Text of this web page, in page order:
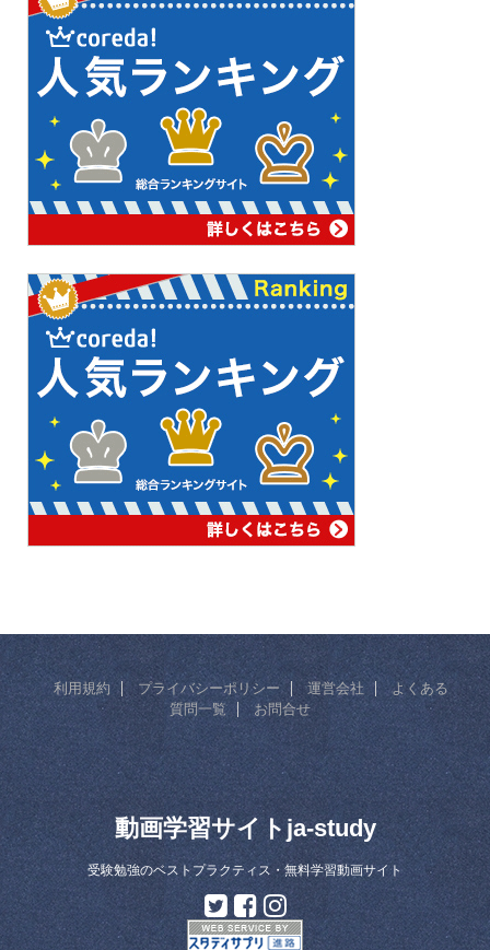
利用規約 プライバシーポリシー 運営会社
よくある
質問一覧
お問合せ
動画学習サイトja-study
受験勉強のベストプラクティス・無料学習動画サイト